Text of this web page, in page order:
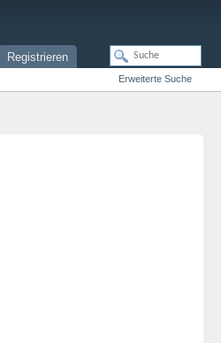
Registrieren
Erweiterte Suche